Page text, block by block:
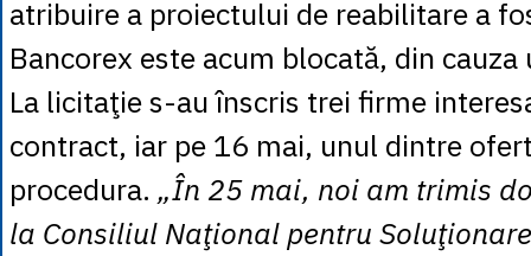
atribuire a proiectului de reabilitare a
Bancorex este acum blocată, din
La licitaţie s-au înscris trei firme
contract, iar pe 16 mai, unul dintre
procedura. „În 25 mai, noi am trimis
la Consiliul Naţional pentru